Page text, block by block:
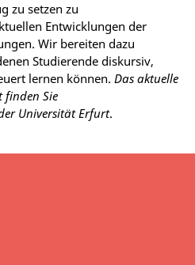
zu setzen zu
Entwicklungen der
Wir bereiten dazu
Studierende diskursiv,
lernen können. Das aktuelle
finden Sie
Universität Erfurt.